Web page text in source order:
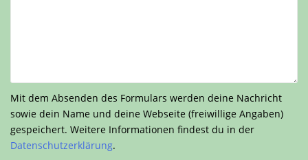
Mit dem Absenden des Formulars werden deine Nachricht
sowie dein Name und deine Webseite (freiwillige Angaben)
gespeichert. Weitere Informationen findest du in der
Datenschutzerklärung.